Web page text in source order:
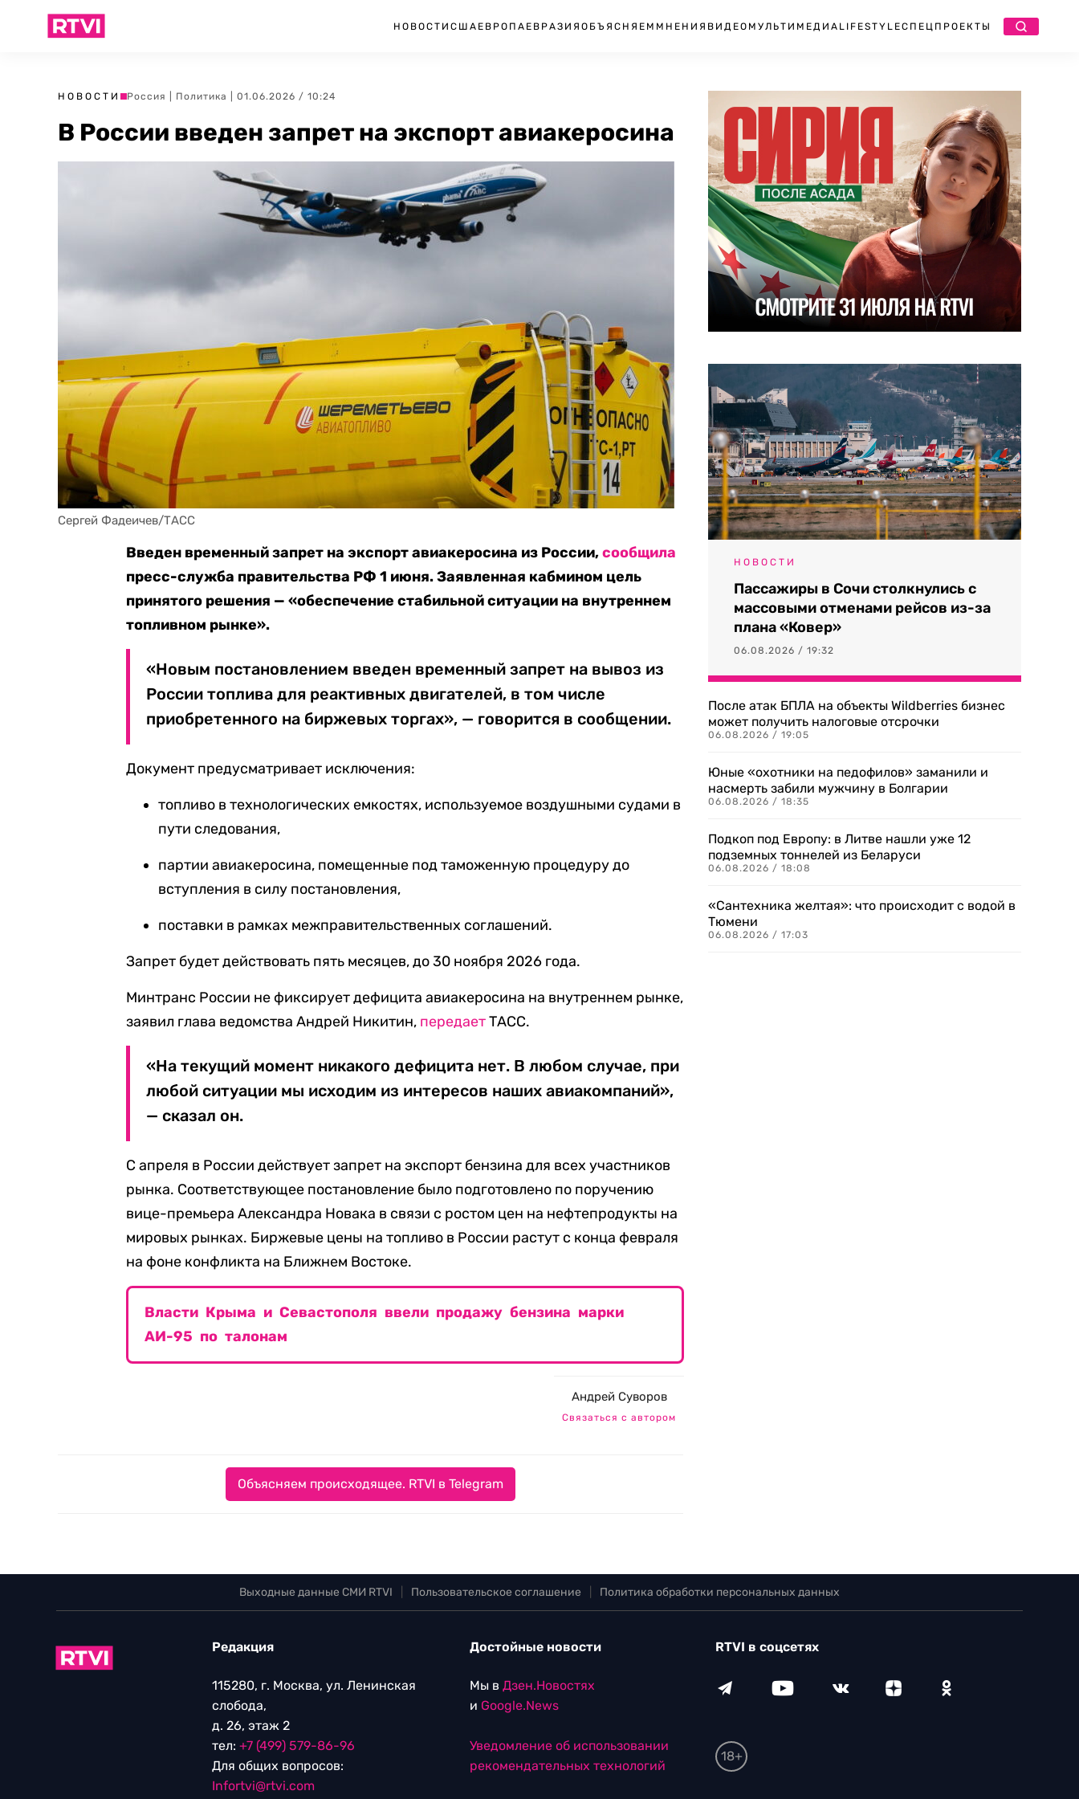
НОВОСТИ США ЕВРОПА ЕВРАЗИЯ ОБЪЯСНЯЕМ МНЕНИЯ ВИДЕО МУЛЬТИМЕДИА LIFESTYLEСПЕЦПРОЕКТЫ
НОВОСТИ Россия Политика | 01.06.2026 / 10:24
В России введен запрет на экспорт авиакеросина
Сергей Фадеичев/ТАСС
Введен временный запрет на экспорт авиакеросина из России,сообщила
пресс-служба правительства РФ 1 июня. Заявленная кабмином цель
принятого решения — «обеспечение стабильной ситуации на внутреннем
топливном рынке».
«Новым постановлением введен временный запрет на вывоз из
России топлива для реактивных двигателей, в том числе
приобретенного на биржевых торгах», — говорится в сообщении.
Документ предусматривает исключения:
топливо в технологических емкостях, используемое воздушными судами в
пути следования,
партии авиакеросина, помещенные под таможенную процедуру до
вступления в силу постановления,
поставки в рамках межправительственных соглашений.
Запрет будет действовать пять месяцев, до 30 ноября 2026 года.
Минтранс России не фиксирует дефицита авиакеросина на внутреннем рынке,
заявил глава ведомства Андрей Никитин, передаетТАСС.
«На текущий момент никакого дефицита нет. В любом случае, при
любой ситуации мы исходим из интересов наших авиакомпаний»,
— сказал он.
С апреля в России действует запрет на экспорт бензина для всех участников
рынка. Соответствующее постановление было подготовлено по поручению
вице-премьера Александра Новака в связи с ростом цен на нефтепродукты на
мировых рынках. Биржевые цены на топливо в России растут с конца февраля
на фоне конфликта на Ближнем Востоке.
Власти Крыма и Севастополя ввели продажу бензина марки
АИ-95 по талонам
Андрей Суворов
Связаться с автором
Объясняем происходящее. RTVI в Telegram
НОВОСТИ
Пассажиры в Сочи столкнулись с
массовыми отменами рейсов из-за
плана «Ковер»
06.08.2026 / 19:32
После атак БПЛА на объекты Wildberries бизнес
может получить налоговые отсрочки
06.08.2026 / 19:05
Юные «охотники на педофилов» заманили и
насмерть забили мужчину в Болгарии
06.08.2026 / 18:35
Подкоп под Европу: в Литве нашли уже 12
подземных тоннелей из Беларуси
06.08.2026 / 18:08
«Сантехника желтая»: что происходит с водой в
Тюмени
06.08.2026 / 17:03
Выходные данные СМИ RTVI Пользовательское соглашение Политика обработки персональных данных
Редакция
115280, г. Москва, ул. Ленинская
слобода,
д. 26, этаж 2
тел: +7 (499) 579-86-96
Для общих вопросов:
Infortvi@rtvi.com
Достойные новости
Мы в Дзен.Новостях
и Google.News
Уведомление об использовании
рекомендательных технологий
RTVI в соцсетях
18+